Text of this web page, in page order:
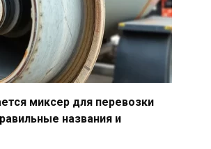
миксер для перевозки
названия и